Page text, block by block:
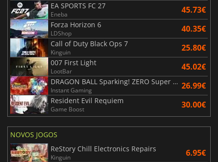
EA SPORTS FC 27
Eneba 45.73€
Forza Horizon 6
LDShop 40.35€
Call of Duty Black Ops 7
Kinguin 25.80€
007 First Light
LootBar 45.02€
DRAGON BALL Sparking! ZERO Super Limit Breaking NEO
Instant Gaming 26.99€
Resident Evil Requiem
Game Boost 30.00€
NOVOS JOGOS
ReStory Chill Electronics Repairs
Kinguin 6.95€